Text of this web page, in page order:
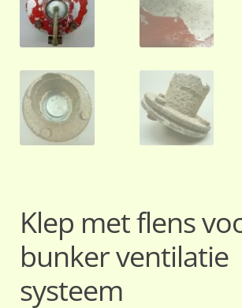
Klep met flens
bunker ventilatie
systeem